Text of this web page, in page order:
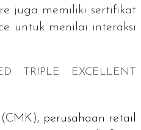
juga memiliki sertifikat
untuk menilai interaksi
TRIPLE EXCELLENT
perusahaan retail